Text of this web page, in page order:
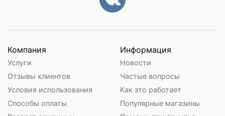
Компания
Услуги
Отзывы клиентов
Условия использования
Способы оплаты
Информация
Новости
Частые вопросы
Как это работает
Популярные магазины